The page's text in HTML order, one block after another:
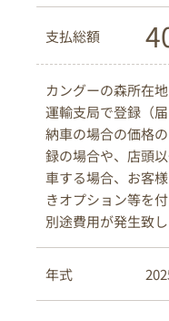
支払総額
カングーの森所在
運輸支局で登録（
納車の場合の価格
録の場合や、店頭
車する場合、お客
きオプション等を付
別途費用が発生致し
年式